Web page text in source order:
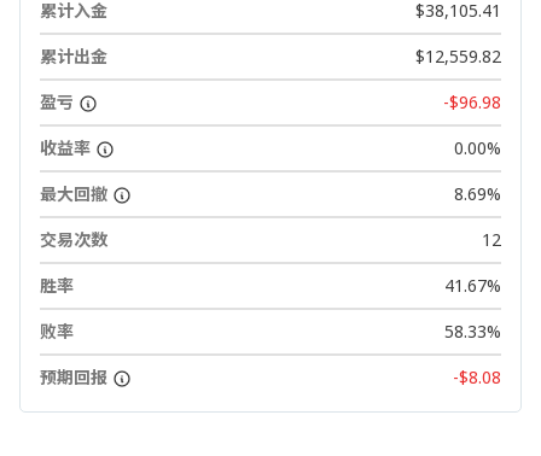
累计入金
$38,105.41
累计出金
$12,559.82
盈亏
-$96.98
收益率
0.00%
最大回撤
8.69%
交易次数
12
胜率
41.67%
败率
58.33%
预期回报
-$8.08